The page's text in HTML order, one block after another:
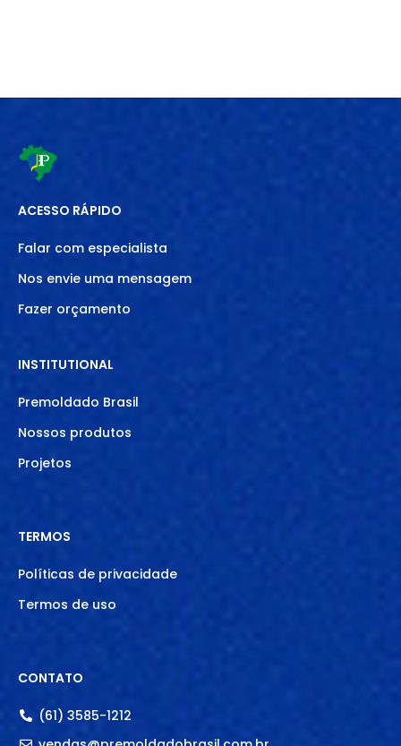
ACESSO RÁPIDO
Falar com especialista
Nos envie uma mensagem
Fazer orçamento
INSTITUTIONAL
Premoldado Brasil
Nossos produtos
Projetos
TERMOS
Políticas de privacidade
Termos de uso
CONTATO
(61) 3585-1212